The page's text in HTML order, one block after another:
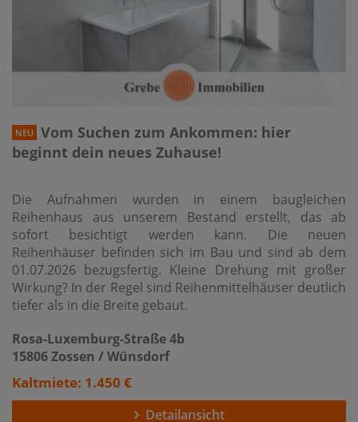
NEU
Vom Suchen zum Ankommen: hier
beginnt dein neues Zuhause!
Die Aufnahmen wurden in einem baugleichen
Reihenhaus aus unserem Bestand erstellt, das ab
sofort besichtigt werden kann. Die neuen
Reihenhäuser befinden sich im Bau und sind ab dem
01.07.2026 bezugsfertig. Kleine Drehung mit großer
Wirkung? In der Regel sind Reihenmittelhäuser deutlich
tiefer als in die Breite gebaut.
Rosa-Luxemburg-Straße 4b
15806 Zossen / Wünsdorf
Kaltmiete: 1.450 €
Detailansicht